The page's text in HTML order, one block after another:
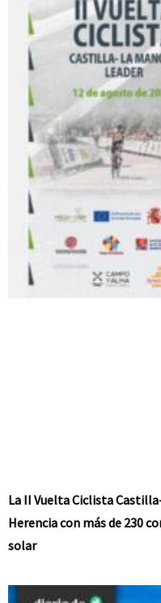
La II Vuelta Ciclista
Herencia con más de 230
solar